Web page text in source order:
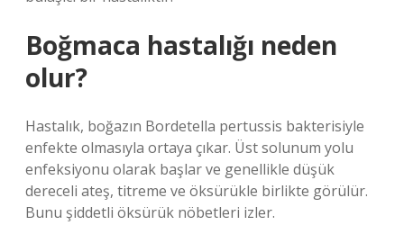
Boğmaca hastalığı neden
olur?
Hastalık, boğazın Bordetella pertussis bakterisiyle
enfekte olmasıyla ortaya çıkar. Üst solunum yolu
enfeksiyonu olarak başlar ve genellikle düşük
dereceli ateş, titreme ve öksürükle birlikte görülür.
Bunu şiddetli öksürük nöbetleri izler.